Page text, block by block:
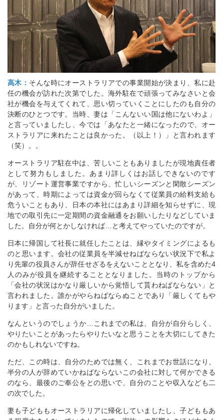
高木： そんな時にオーストラリアでの事業開始が決まり、私に赴
任の機会が訪れた次第でした。海外駐在で頑張ってみなさいと会
社が機会を与えてくれて、思い切っていくことにしたのも自分の
決断のひとつです。当時、妻は「こんないい国は他にないわよ」
と言っていましたし、今では「あなたと一緒になったので、オー
ストラリアに来れたことは良かった。（以上！）」と言われます
（笑）。。
オーストラリア駐在中は、苦しいこともありましたが現地責任者
として努力もしました。あまり詳しくはお話しできないのです
が、リゾート運営事業ですから、忙しいシーズンと閑散シーズン
があって、時期によっては資金が回らなくて従業員の給料支給も
危ういこともあり、日本の本社にはあまり詳細を知らせずに、現
地での取引先に一定期間の資金融通をお願いしたりなどしていま
した。自分が何とかしなければ…と考えてやっていたのですが。
日本に帰国して社長に就任したことは、縁やタイミングによるも
のと思います。会社の従業員を半減せねばならない状況下で私よ
り先輩の役員さんが辞任せざるをえないこととなり、私を含めた4
人のみが役員を継続することとなりました。当時のトップから
「会社の状況はかなり厳しいから覚悟して貰わねばならない」と
言われました。誰かがやらねばならぬことであり「厳しくてもや
ります」と言った自分がいました。
なんというのでしょうか…これまでの私は、自分が自分らしく、
やりたいことがあったらやりたいなと思うことを大切にしてきた
のかもしれないですね。
ただ、この時は、自分のためでは無く、これまでお世話になり、
半分の人が辞めていかねばならないこの会社に対して何かできる
のなら、最後のご奉公をとの思いで、自分のことや収入なども二
の次でした。
妻も子どももオーストラリアに帰化していましたし、子どももあ